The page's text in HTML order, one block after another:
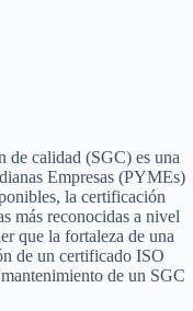
de calidad (SGC) es una
Empresas (PYMEs)
la certificación
más reconocidas a nivel
que la fortaleza de una
de un certificado ISO
de un SGC